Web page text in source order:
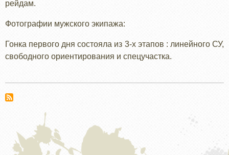
рейдам.
Фотографии мужского экипажа:
Гонка первого дня состояла из 3-х этапов : линейного СУ,
свободного ориентирования и спецучастка.